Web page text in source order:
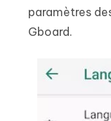
paramètres
Gboard.